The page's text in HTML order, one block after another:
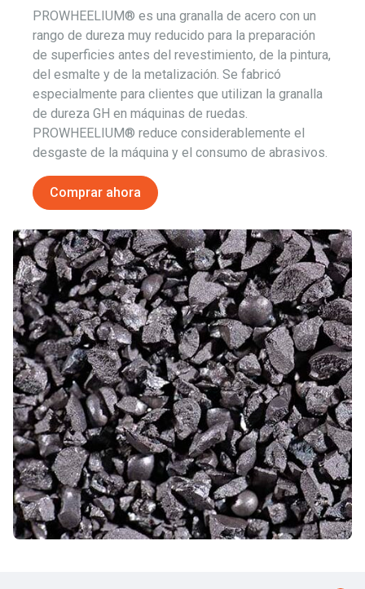
PROWHEELIUM® es una granalla de acero con un
rango de dureza muy reducido para la preparación
de superficies antes del revestimiento, de la pintura,
del esmalte y de la metalización. Se fabricó
especialmente para clientes que utilizan la granalla
de dureza GH en máquinas de ruedas.
PROWHEELIUM® reduce considerablemente el
desgaste de la máquina y el consumo de abrasivos.
Comprar ahora